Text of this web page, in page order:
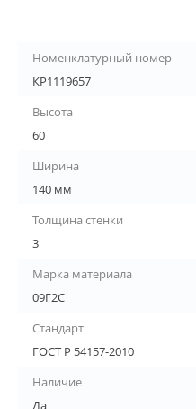
Номенклатурный номер
КР1119657
Высота
60
Ширина
140 мм
Толщина стенки
3
Марка материала
09Г2С
Стандарт
ГОСТ Р 54157-2010
Наличие
Да